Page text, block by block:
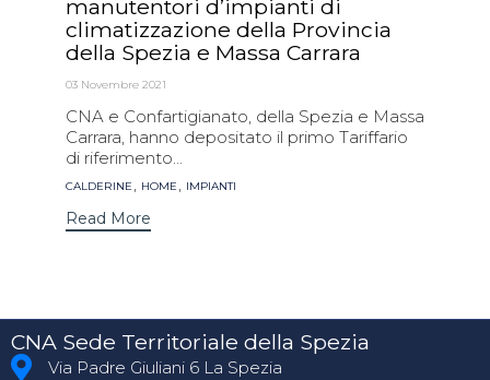
manutentori d’impianti di
climatizzazione della Provincia
della Spezia e Massa Carrara
03 Novembre 2021
CNA e Confartigianato, della Spezia e Massa
Carrara, hanno depositato il primo Tariffario
di riferimento...
Tags
CALDERINE , HOME , IMPIANTI
Read More
CNA Sede Territoriale della Spezia
Via Padre Giuliani 6 La Spezia